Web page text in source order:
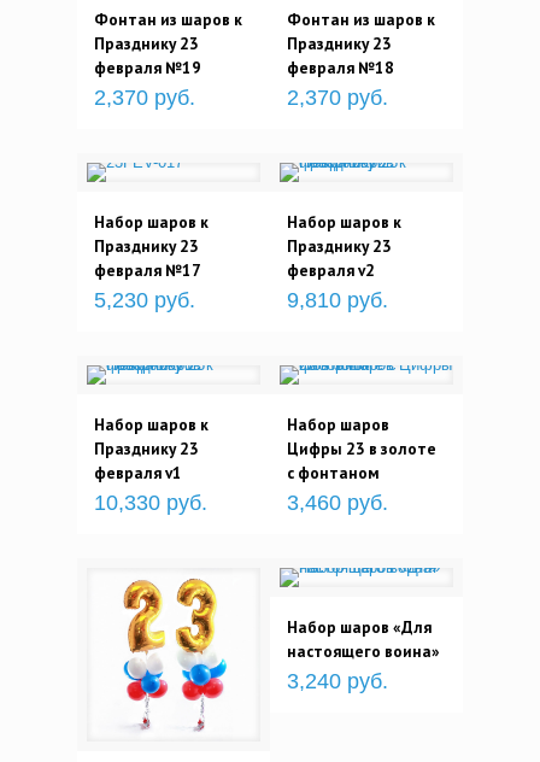
Фонтан из шаров к
Празднику 23
февраля №19
2,370 руб.
Фонтан из шаров к
Празднику 23
февраля №18
2,370 руб.
Набор шаров к
Празднику 23
февраля №17
5,230 руб.
Набор шаров к
Празднику 23
февраля v2
9,810 руб.
Набор шаров к
Празднику 23
февраля v1
10,330 руб.
Набор шаров
Цифры 23 в золоте
с фонтаном
3,460 руб.
Набор шаров «Для
настоящего воина»
3,240 руб.